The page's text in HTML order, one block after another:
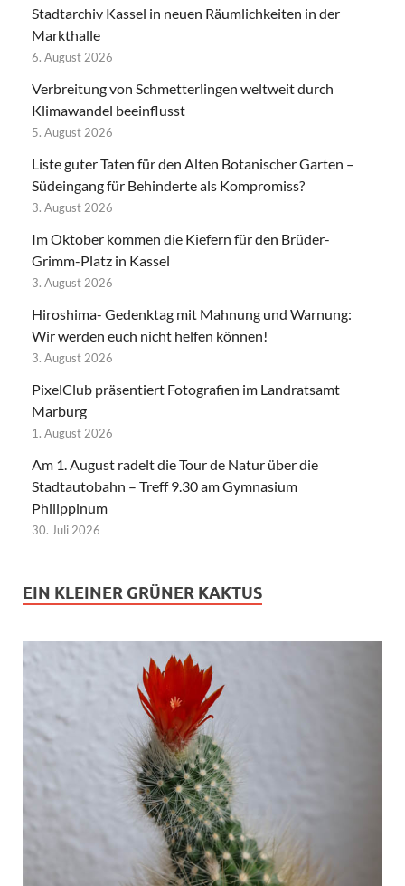
Stadtarchiv Kassel in neuen Räumlichkeiten in der
Markthalle
6. August 2026
Verbreitung von Schmetterlingen weltweit durch
Klimawandel beeinflusst
5. August 2026
Liste guter Taten für den Alten Botanischer Garten –
Südeingang für Behinderte als Kompromiss?
3. August 2026
Im Oktober kommen die Kiefern für den Brüder-
Grimm-Platz in Kassel
3. August 2026
Hiroshima- Gedenktag mit Mahnung und Warnung:
Wir werden euch nicht helfen können!
3. August 2026
PixelClub präsentiert Fotografien im Landratsamt
Marburg
1. August 2026
Am 1. August radelt die Tour de Natur über die
Stadtautobahn – Treff 9.30 am Gymnasium
Philippinum
30. Juli 2026
EIN KLEINER GRÜNER KAKTUS